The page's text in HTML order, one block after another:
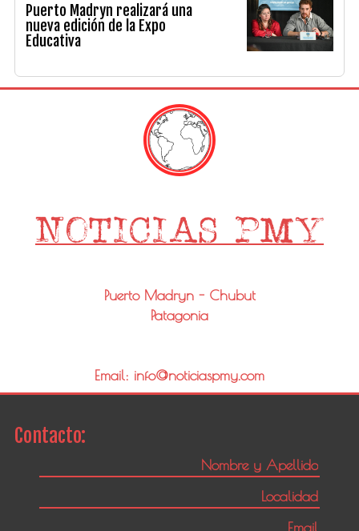
Puerto Madryn realizará una
nueva edición de la Expo
Educativa
Puerto Madryn - Chubut
Patagonia
Email: info@noticiaspmy.com
Contacto: